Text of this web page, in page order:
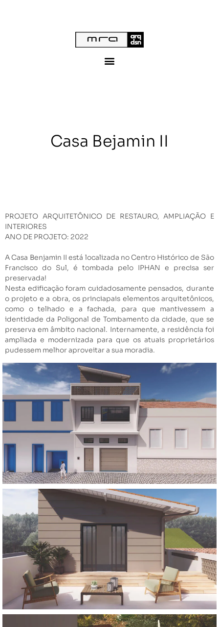
Casa Bejamin II
PROJETO ARQUITETÔNICO DE RESTAURO, AMPLIAÇÃO E
INTERIORES
ANO DE PROJETO: 2022
A Casa Benjamin II está localizada no Centro Histórico de São
Francisco do Sul, é tombada pelo IPHAN e precisa ser
preservada!
Nesta edificação foram cuidadosamente pensados, durante
o projeto e a obra, os princiapais elementos arquitetônicos,
como o telhado e a fachada, para que mantivessem a
identidade da Poligonal de Tombamento da cidade, que se
preserva em âmbito nacional. Internamente, a residência foi
ampliada e modernizada para que os atuais proprietários
pudessem melhor aproveitar a sua moradia.